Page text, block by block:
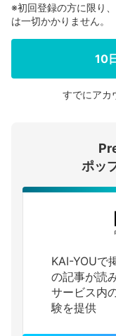
※初回登録の方に限り
は一切かかりません。
10
すでにアカ
ポッ
KAI-YOUで
の記事が読
サービス内
験を提供